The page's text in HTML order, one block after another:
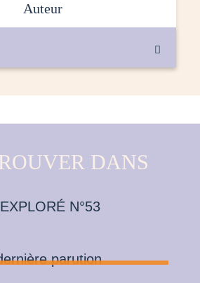
auteur

DANS
N°53